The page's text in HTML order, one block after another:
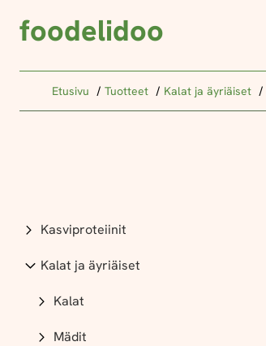
foodelidoo
Etusivu Tuotteet Kalat ja äyriäiset
Kasviproteiinit
Kalat ja äyriäiset
Kalat
Mädit